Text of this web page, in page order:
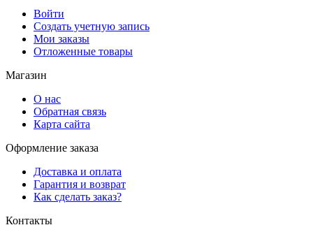
Войти
Создать учетную запись
Мои заказы
Отложенные товары
Магазин
О нас
Обратная связь
Карта сайта
Оформление заказа
Доставка и оплата
Гарантия и возврат
Как сделать заказ?
Контакты